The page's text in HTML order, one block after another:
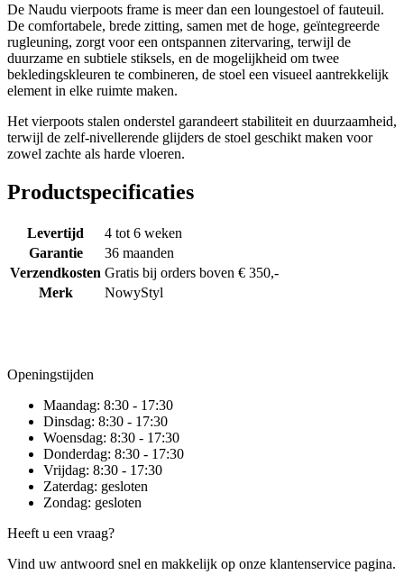
De Naudu vierpoots frame is meer dan een loungestoel of fauteuil.
De comfortabele, brede zitting, samen met de hoge, geïntegreerde
rugleuning, zorgt voor een ontspannen zitervaring, terwijl de
duurzame en subtiele stiksels, en de mogelijkheid om twee
bekledingskleuren te combineren, de stoel een visueel aantrekkelijk
element in elke ruimte maken.
Het vierpoots stalen onderstel garandeert stabiliteit en duurzaamheid,
terwijl de zelf-nivellerende glijders de stoel geschikt maken voor
zowel zachte als harde vloeren.
Productspecificaties
Levertijd
4 tot 6 weken
Garantie
36 maanden
Verzendkosten Gratis bij orders boven € 350,-
Merk
NowyStyl
Openingstijden
Maandag: 8:30 - 17:30
Dinsdag: 8:30 - 17:30
Woensdag: 8:30 - 17:30
Donderdag: 8:30 - 17:30
Vrijdag: 8:30 - 17:30
Zaterdag: gesloten
Zondag: gesloten
Heeft u een vraag?
Vind uw antwoord snel en makkelijk op onze klantenservice pagina.